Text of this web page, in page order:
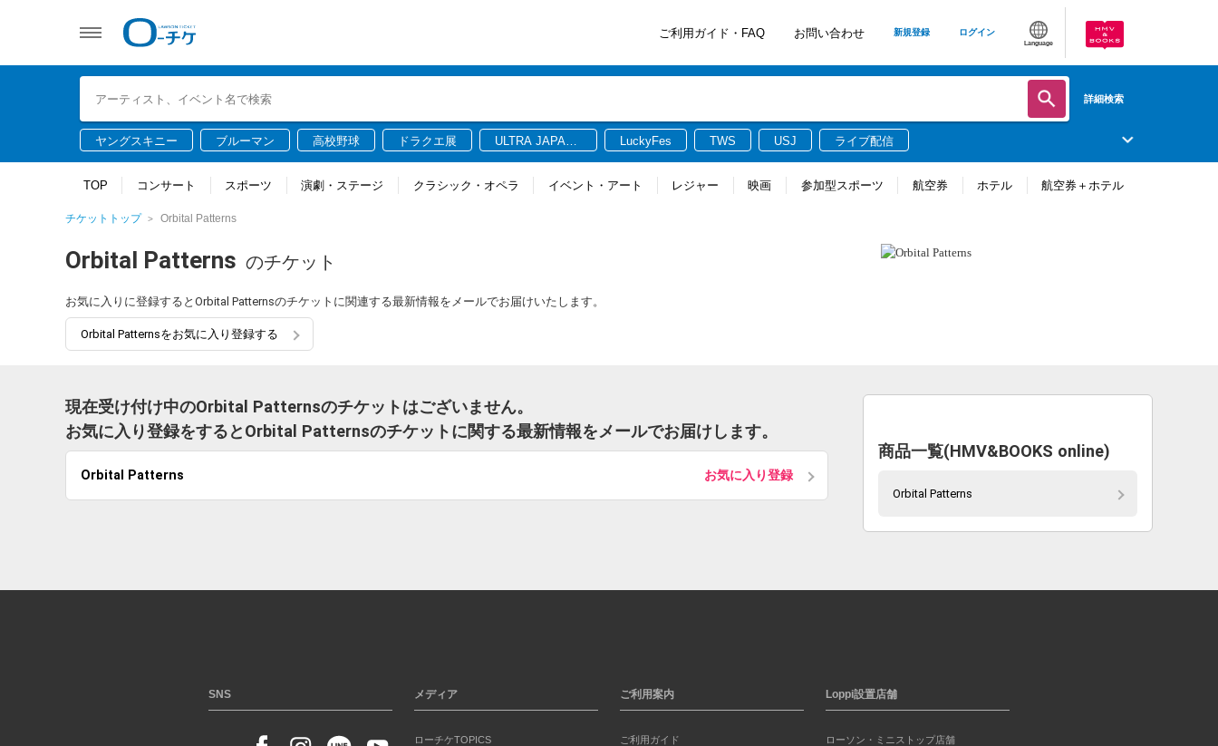
ご利用ガイド・FAQ お問い合わせ 新規登録 ログイン
Language
詳細検索
ヤングスキニー ブルーマン 高校野球 ドラクエ展
ULTRA JAPAN
LuckyFes TWS USJ ライブ配信
TOP コンサート スポーツ 演劇・ステージ クラシック・オペラ イベント・アート レジャー 映画 参加型スポーツ 航空券 ホテル 航空券＋ホテル
チケットトップ Orbital Patterns
Orbital Patterns のチケット
お気に入りに登録するとOrbital Patternsのチケットに関連する最新情報をメールでお届けいたします。
Orbital Patternsをお気に入り登録する
現在受け付け中のOrbital Patternsのチケットはございません。
お気に入り登録をするとOrbital Patternsのチケットに関する最新情報をメールでお届けします。
Orbital Patterns お気に入り登録
商品一覧(HMV&BOOKS online)
Orbital Patterns
SNS メディア
ローチケTOPICS
ご利用案内
ご利用ガイド
Loppi設置店舗
ローソン・ミニストップ店舗